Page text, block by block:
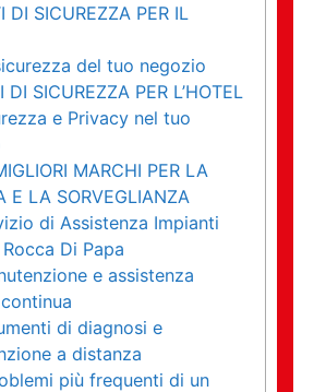
DI SICUREZZA PER IL
del tuo negozio
DI SICUREZZA PER L’HOTEL
e Privacy nel tuo
MARCHI PER LA
E LA SORVEGLIANZA
di Assistenza Impianti
Di Papa
e assistenza
di diagnosi e
a distanza
più frequenti di un